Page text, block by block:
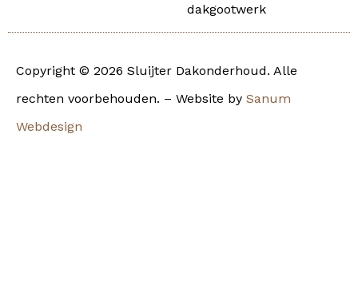
dakgootwerk
Copyright © 2026 Sluijter Dakonderhoud. Alle
rechten voorbehouden. – Website by Sanum
Webdesign